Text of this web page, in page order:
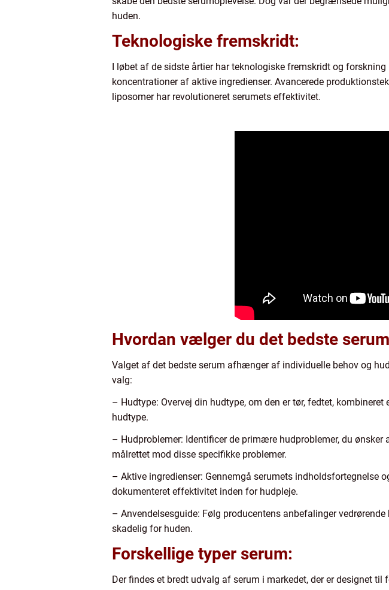
huden.
Teknologiske fremskridt:
I løbet af de sidste årtier har teknologiske fremskridt og
koncentrationer af aktive ingredienser. Avancerede
liposomer har revolutioneret serumets effektivitet.
Hvordan vælger du det bedste
Valget af det bedste serum afhænger af individuelle behov og
valg:
– Hudtype: Overvej din hudtype, om den er tør, fedtet,
hudtype.
– Hudproblemer: Identificer de primære hudproblemer, du
målrettet mod disse specifikke problemer.
– Aktive ingredienser: Gennemgå serumets indholdsfortegnelse
dokumenteret effektivitet inden for hudpleje.
– Anvendelsesguide: Følg producentens anbefalinger
skadelig for huden.
Forskellige typer serum:
Der findes et bredt udvalg af serum i markedet, der er designet til